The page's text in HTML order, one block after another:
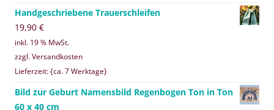
Handgeschriebene Trauerschleifen
19,90 €
inkl. 19 % MwSt.
zzgl. Versandkosten
Lieferzeit: {ca. 7 Werktage}
Bild zur Geburt Namensbild Regenbogen Ton in Ton
60 x 40 cm